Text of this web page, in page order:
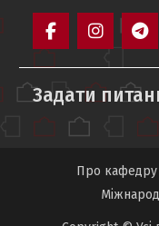
Задати
Про кафедру